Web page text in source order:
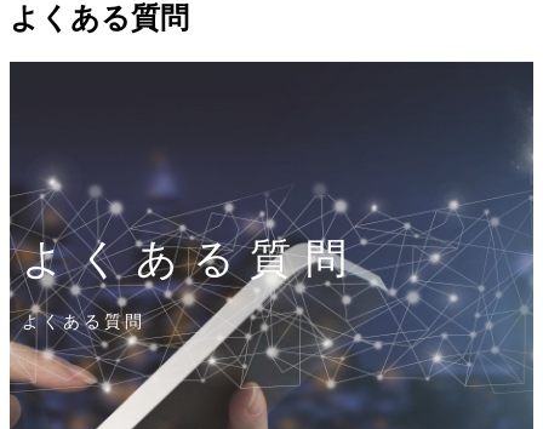
よくある質問
よくある質問
よくある質問